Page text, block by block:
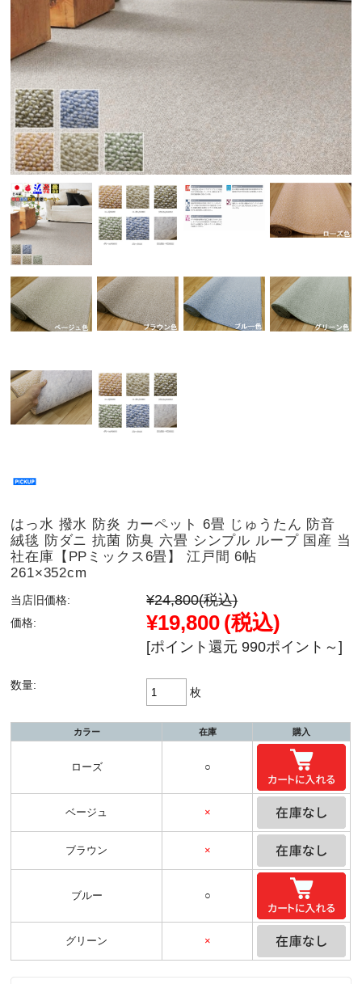
はっ水 撥水 防炎 カーペット 6畳 じゅうたん 防音
絨毯 防ダニ 抗菌 防臭 六畳 シンプル ループ 国産 当
社在庫【PPミックス6畳】 江戸間 6帖
261×352cm
当店旧価格: ¥24,800(税込)
価格: ¥19,800 (税込)
[ポイント還元 990ポイント～]
数量:
枚
カラー 在庫 購入
ローズ ○
ベージュ ×
ブラウン ×
ブルー ○
グリーン ×